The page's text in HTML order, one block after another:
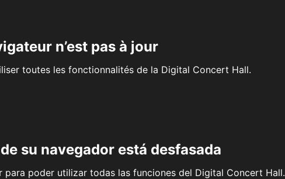
n’est pas à jour
toutes les fonctionnalités de la Digital Concert Hall.
su navegador está desfasada
poder utilizar todas las funciones del Digital Concert Hall.